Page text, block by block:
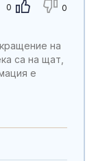
0 0
на
са на щат,
е